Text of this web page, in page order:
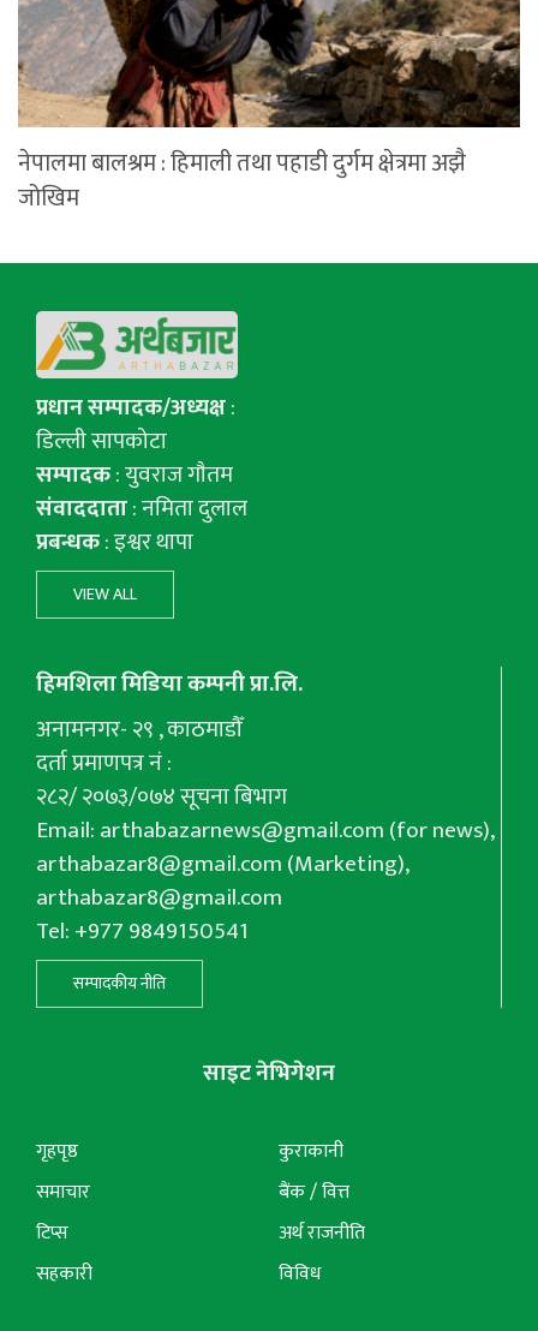
नेपालमा बालश्रम : हिमाली तथा पहाडी दुर्गम क्षेत्रमा अझै
जोखिम
प्रधान सम्पादक/अध्यक्ष:
डिल्ली सापकोटा
सम्पादक: युवराज गाैतम
संवाददाता: नमिता दुलाल
प्रबन्धक: इश्वर थापा
VIEW ALL
हिमशिला मिडिया कम्पनी प्रा.लि.
अनामनगर- २९ , काठमाडौँ
दर्ता प्रमाणपत्र नं :
२८२/ २०७३/०७४ सूचना बिभाग
Email:arthabazarnews@gmail.com(for news),
arthabazar8@gmail.com(Marketing),
arthabazar8@gmail.com
Tel: +977 9849150541
सम्पादकीय नीति
साइट नेभिगेशन
गृहपृष्ठ
समाचार
टिप्स
सहकारी
कुराकानी
बैंक / वित्त
अर्थ राजनीति
विविध